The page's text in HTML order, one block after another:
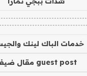
خدمات الباك لينك
guest post مقال ضيف